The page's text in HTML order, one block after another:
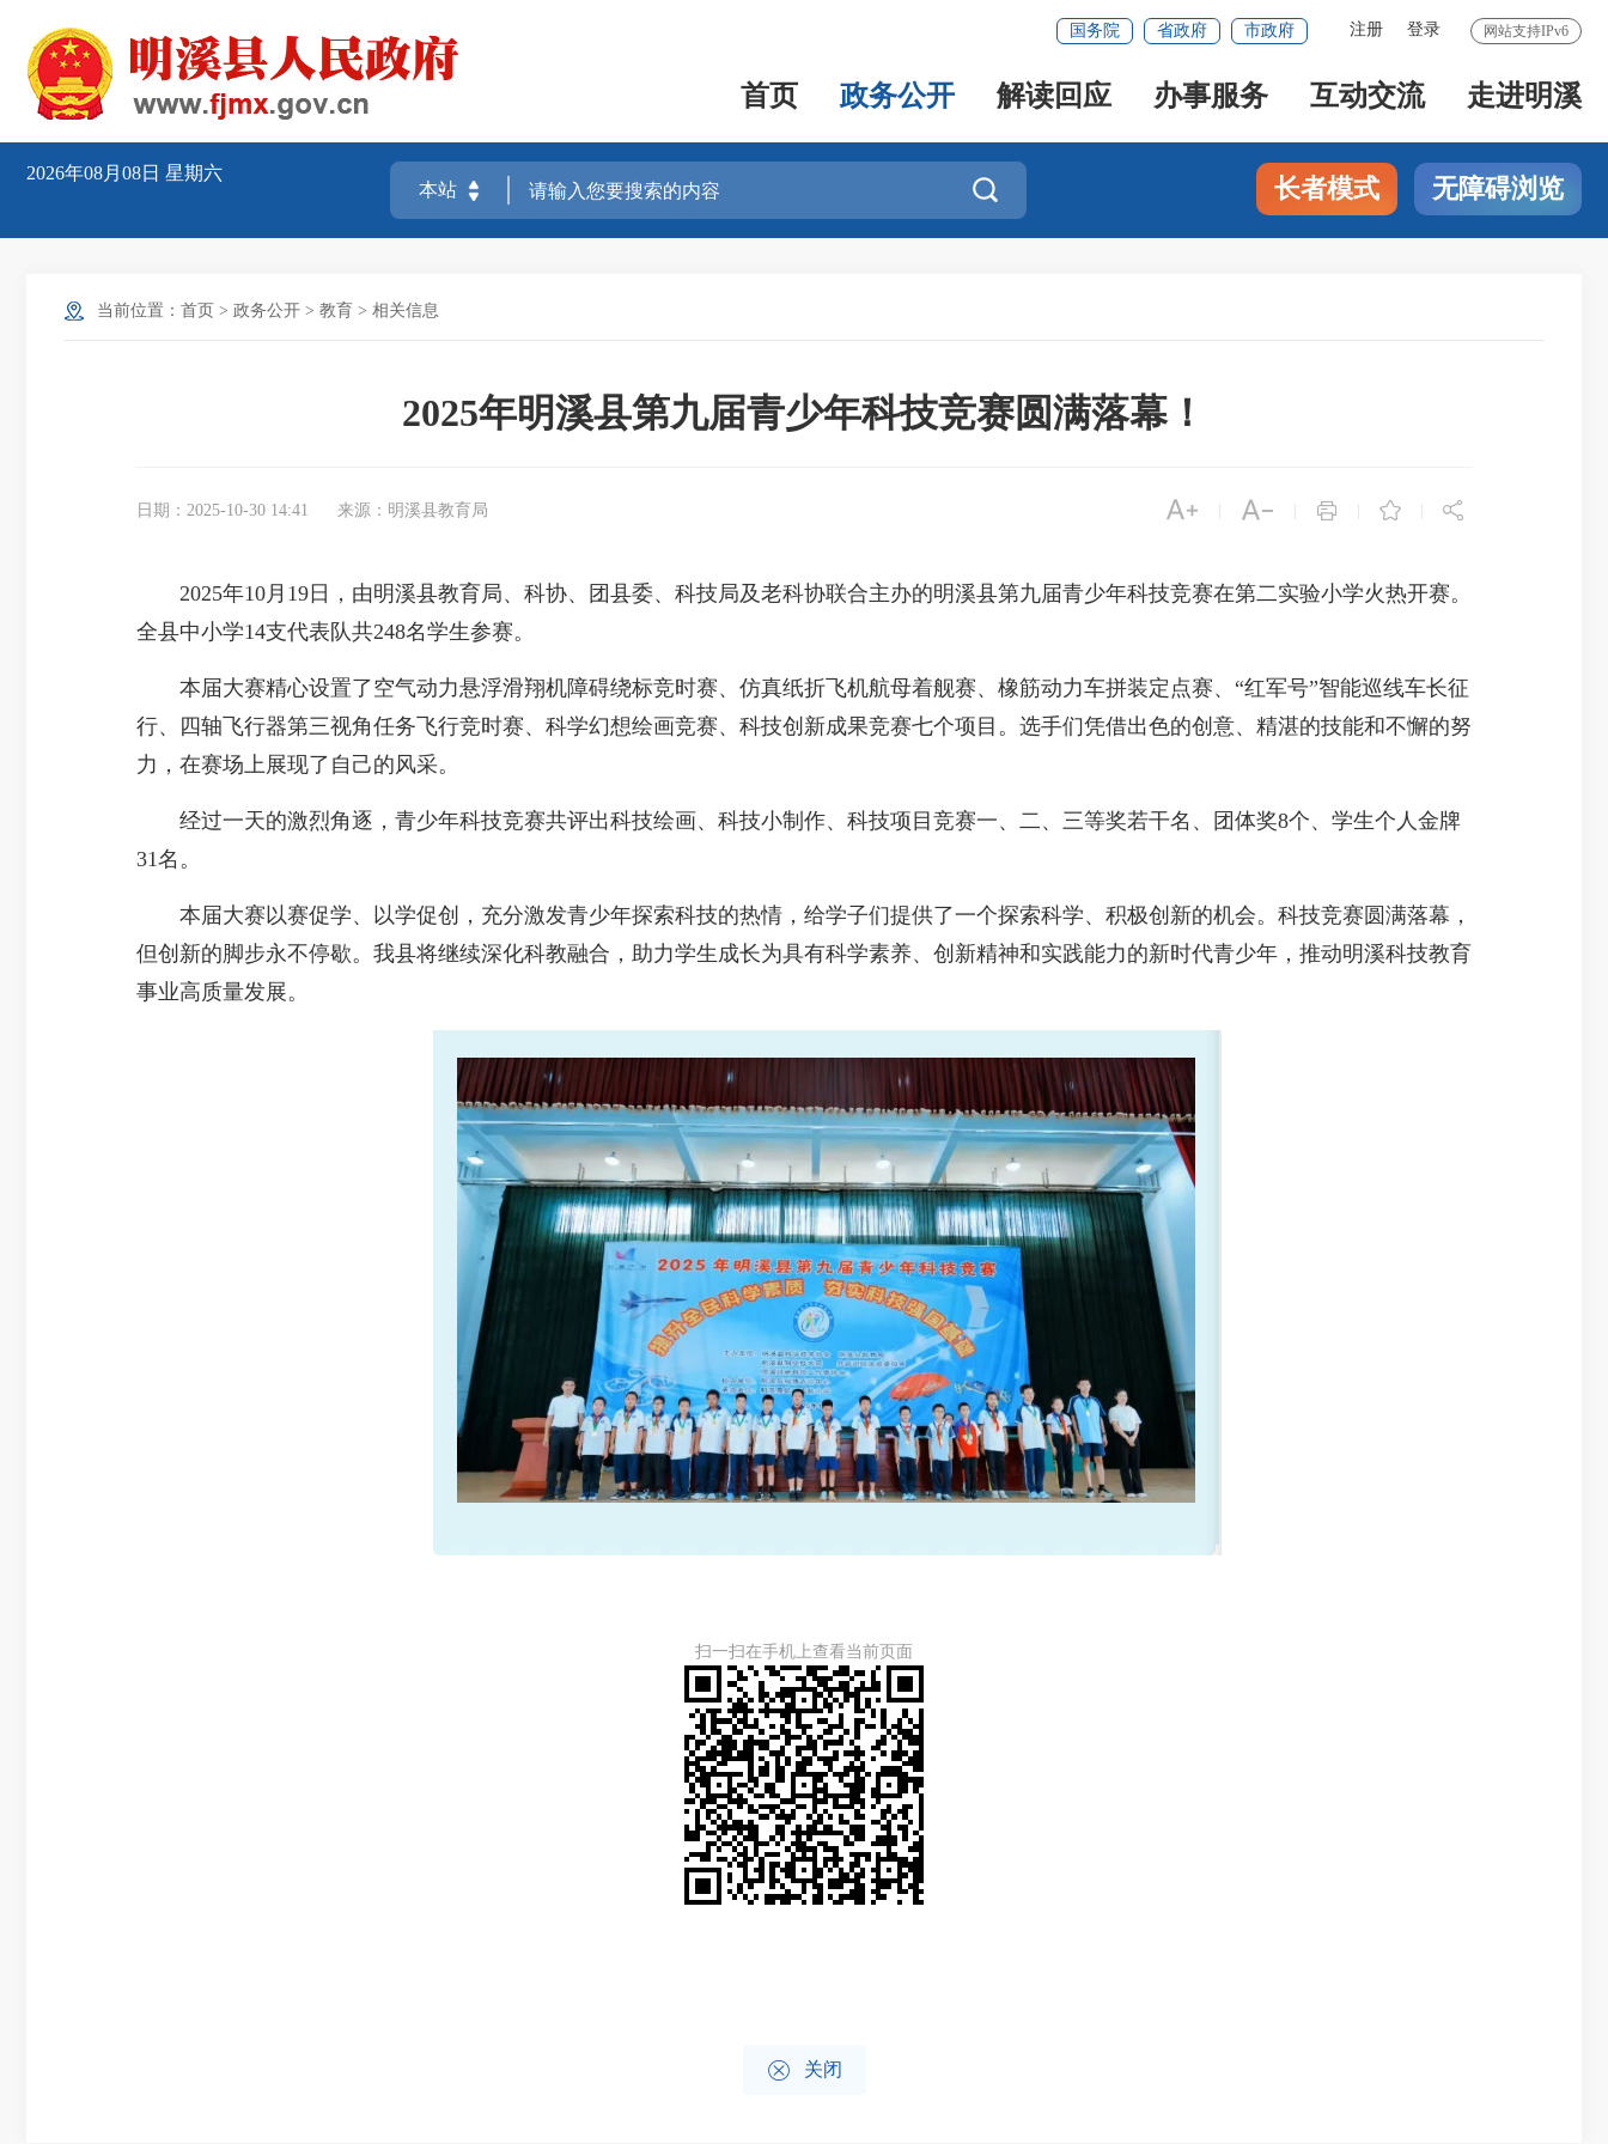
网站支持IPv6
注册 登录
国务院 省政府 市政府
首页 政务公开 解读回应 办事服务 互动交流 走进明溪
2026年08月08日 星期六
 长者模式 无障碍浏览
当前位置： 首页 > 政务公开 > 教育 > 相关信息
2025年明溪县第九届青少年科技竞赛圆满落幕！
日期：2025-10-30 14:41 来源：明溪县教育局     
2025年10月19日，由明溪县教育局、科协、团县委、科技局及老科协联合主办的明溪县第九届青少年科技竞赛在第二实验小学火热开赛。
全县中小学14支代表队共248名学生参赛。
本届大赛精心设置了空气动力悬浮滑翔机障碍绕标竞时赛、仿真纸折飞机航母着舰赛、橡筋动力车拼装定点赛、“红军号”智能巡线车长征
行、四轴飞行器第三视角任务飞行竞时赛、科学幻想绘画竞赛、科技创新成果竞赛七个项目。选手们凭借出色的创意、精湛的技能和不懈的努
力，在赛场上展现了自己的风采。
经过一天的激烈角逐，青少年科技竞赛共评出科技绘画、科技小制作、科技项目竞赛一、二、三等奖若干名、团体奖8个、学生个人金牌
31名。
本届大赛以赛促学、以学促创，充分激发青少年探索科技的热情，给学子们提供了一个探索科学、积极创新的机会。科技竞赛圆满落幕，
但创新的脚步永不停歇。我县将继续深化科教融合，助力学生成长为具有科学素养、创新精神和实践能力的新时代青少年，推动明溪科技教育
事业高质量发展。
扫一扫在手机上查看当前页面
 关闭